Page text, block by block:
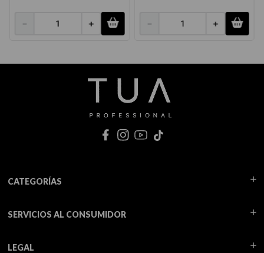
＋
－ ＋
－
CATEGORÍAS
SERVICIOS AL CONSUMIDOR
LEGAL